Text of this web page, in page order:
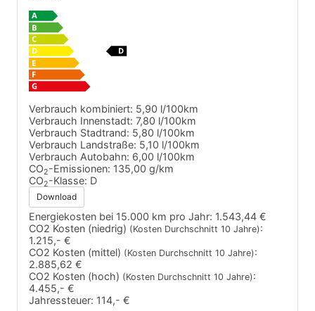
Verbrauch kombiniert: 5,90 l/100km
Verbrauch Innenstadt: 7,80 l/100km
Verbrauch Stadtrand: 5,80 l/100km
Verbrauch Landstraße: 5,10 l/100km
Verbrauch Autobahn: 6,00 l/100km
CO2-Emissionen: 135,00 g/km
CO2-Klasse: D
Download
Energiekosten bei 15.000 km pro Jahr: 1.543,44 €
CO2 Kosten (niedrig) (Kosten Durchschnitt 10 Jahre):
1.215,- €
CO2 Kosten (mittel) (Kosten Durchschnitt 10 Jahre):
2.885,62 €
CO2 Kosten (hoch) (Kosten Durchschnitt 10 Jahre):
4.455,- €
Jahressteuer: 114,- €